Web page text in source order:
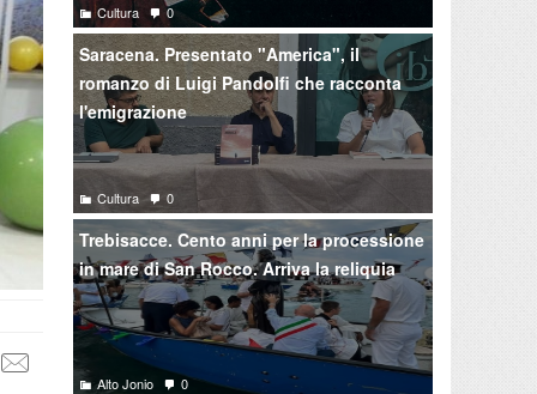
Cultura 0
Saracena. Presentato "America", il
romanzo di Luigi Pandolfi che racconta
l'emigrazione
Cultura 0
Trebisacce. Cento anni per la processione
in mare di San Rocco. Arriva la reliquia
Alto Jonio 0